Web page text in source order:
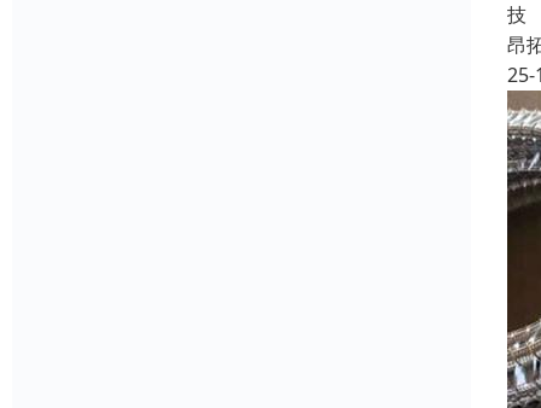
技
昂
25-